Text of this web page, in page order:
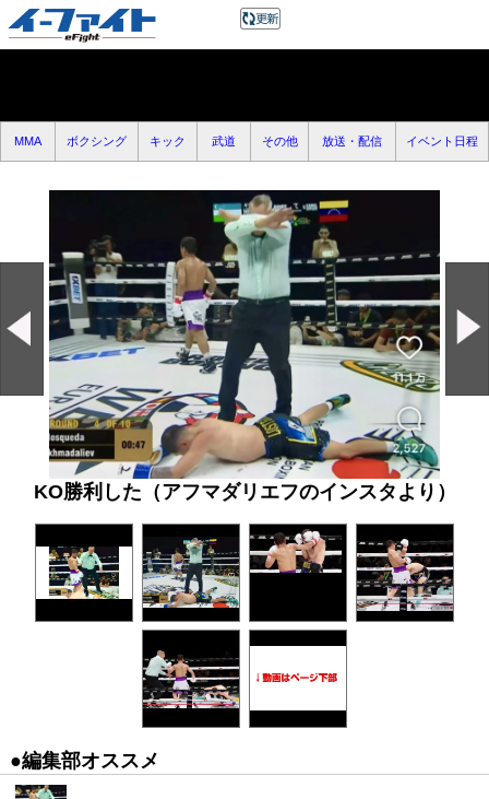
MMA ボクシング キック 武道 その他 放送・配信 イベント日程
KO勝利した（アフマダリエフのインスタより）
●編集部オススメ